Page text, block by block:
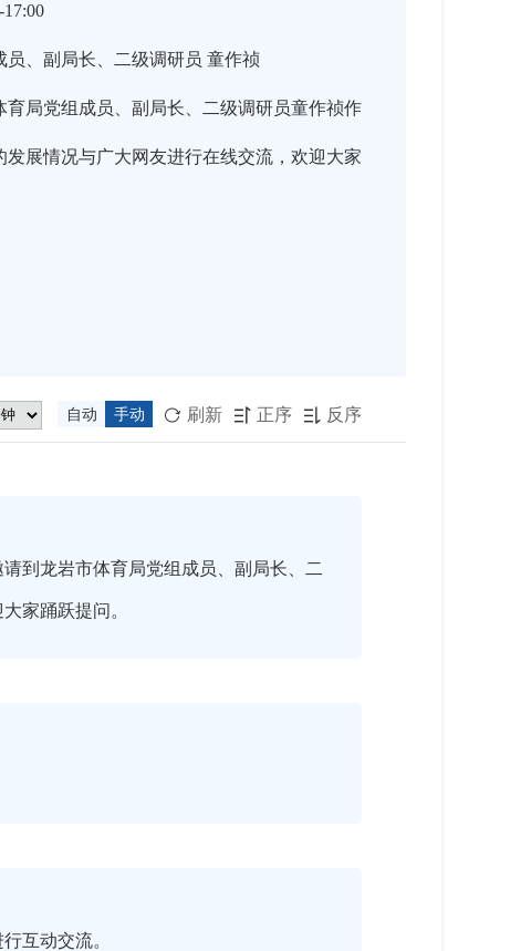
员、副局长、二级调研员 童作祯
育局党组成员、副局长、二级调研员童作祯作
展情况与广大网友进行在线交流，欢迎大家
自动 手动  刷新  正序  反序
到龙岩市体育局党组成员、副局长、二
家踊跃提问。
互动交流。